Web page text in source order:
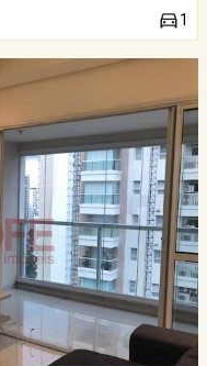
1